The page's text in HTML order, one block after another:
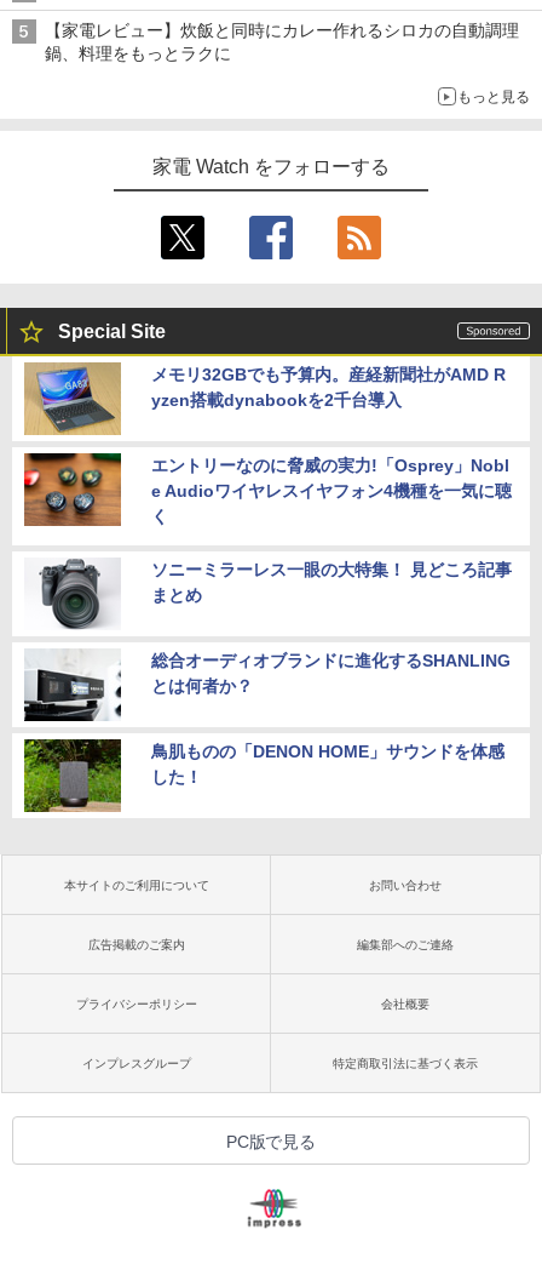
【家電レビュー】炊飯と同時にカレー作れるシロカの自動調理
鍋、料理をもっとラクに
もっと見る
家電 Watch をフォローする
Special Site
メモリ32GBでも予算内。産経新聞社がAMD R
yzen搭載dynabookを2千台導入
エントリーなのに脅威の実力!「Osprey」Nobl
e Audioワイヤレスイヤフォン4機種を一気に聴
く
ソニーミラーレス一眼の大特集！ 見どころ記事
まとめ
総合オーディオブランドに進化するSHANLING
とは何者か？
鳥肌ものの「DENON HOME」サウンドを体感
した！
本サイトのご利用について お問い合わせ
広告掲載のご案内 編集部へのご連絡
プライバシーポリシー 会社概要
インプレスグループ 特定商取引法に基づく表示
PC版で見る